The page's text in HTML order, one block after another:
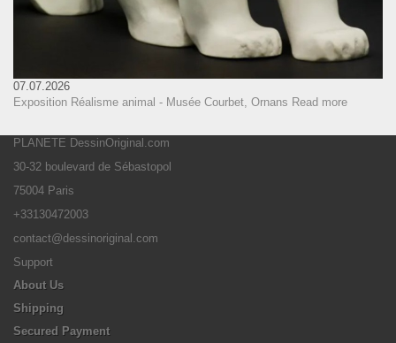
07.07.2026
Exposition Réalisme animal - Musée Courbet, Ornans Read more
PLANETE DessinOriginal.com
30-32 boulevard de Sébastopol
75004 Paris
+33130472003
contact@dessinoriginal.com
Support
About Us
Shipping
Secured Payment